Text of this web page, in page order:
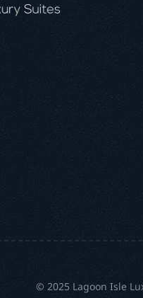
© 2025 Lagoon Isle